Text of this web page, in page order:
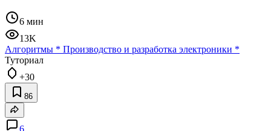
6 мин
13K
Алгоритмы * Производство и разработка электроники *
Туториал
+30
86
6